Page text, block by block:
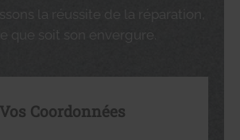
la réussite de la réparation,
que soit son envergure.
Vos Coordonnées